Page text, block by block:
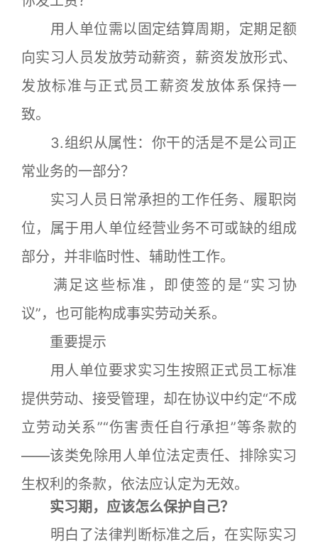
用人单位需以固定结算周期，定期足额
向实习人员发放劳动薪资，薪资发放形式、
发放标准与正式员工薪资发放体系保持一
致。
3.组织从属性：你干的活是不是公司正
常业务的一部分？
实习人员日常承担的工作任务、履职岗
位，属于用人单位经营业务不可或缺的组成
部分，并非临时性、辅助性工作。
满足这些标准，即使签的是“实习协
议”，也可能构成事实劳动关系。
重要提示
用人单位要求实习生按照正式员工标准
提供劳动、接受管理，却在协议中约定“不成
立劳动关系”“伤害责任自行承担”等条款的
——该类免除用人单位法定责任、排除实习
生权利的条款，依法应认定为无效。
实习期，应该怎么保护自己？
明白了法律判断标准之后，在实际实习